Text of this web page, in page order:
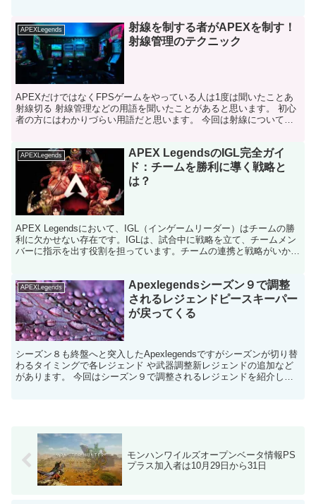
APEXLegends
射線を制する者がAPEXを制す！
射線管理のテクニック
APEXだけではなくFPSゲームをやっている人は1度は聞いたことあ
射線切る 射線管理などの用語を聞いたことがあると思います。 初心
者の方にはわかりづらい用語だと思います。 今回は射線について詳
APEXLegends
APEX LegendsのIGL完全ガイ
ド：チームを勝利に導く戦略と
は？
APEX Legendsにおいて、IGL（インゲームリーダー）はチームの勝
利に欠かせない存在です。IGLは、試合中に戦略を立て、チームメン
バーに指示を出す役割を担っています。チームの連携と戦略がいかに
APEXLegends
Apexlegendsシーズン９で調整
されるレジェンドピースキーパー
が戻ってくる
シーズン８も終盤へと突入したApexlegendsですがシーズンが切り替
わるタイミングで各レジェンド や武器調整新レジェンドの追加など
があります。 今回はシーズン９で調整されるレジェンドを紹介しま
モンハンワイルズオープンベータ情報PS
プラス加入者は10月29日から31日